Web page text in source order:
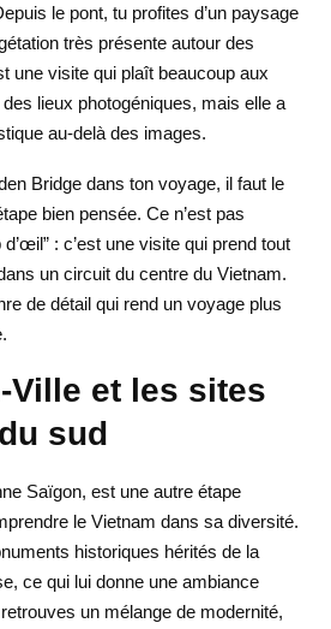
le pont, tu profites d’un paysage
très présente autour des
une visite qui plaît beaucoup aux
lieux photogéniques, mais elle a
au-delà des images.
Bridge dans ton voyage, il faut le
bien pensée. Ce n’est pas
: c’est une visite qui prend tout
un circuit du centre du Vietnam.
de détail qui rend un voyage plus
Ville et les sites
sud
Saïgon, est une autre étape
le Vietnam dans sa diversité.
historiques hérités de la
ce qui lui donne une ambiance
un mélange de modernité,